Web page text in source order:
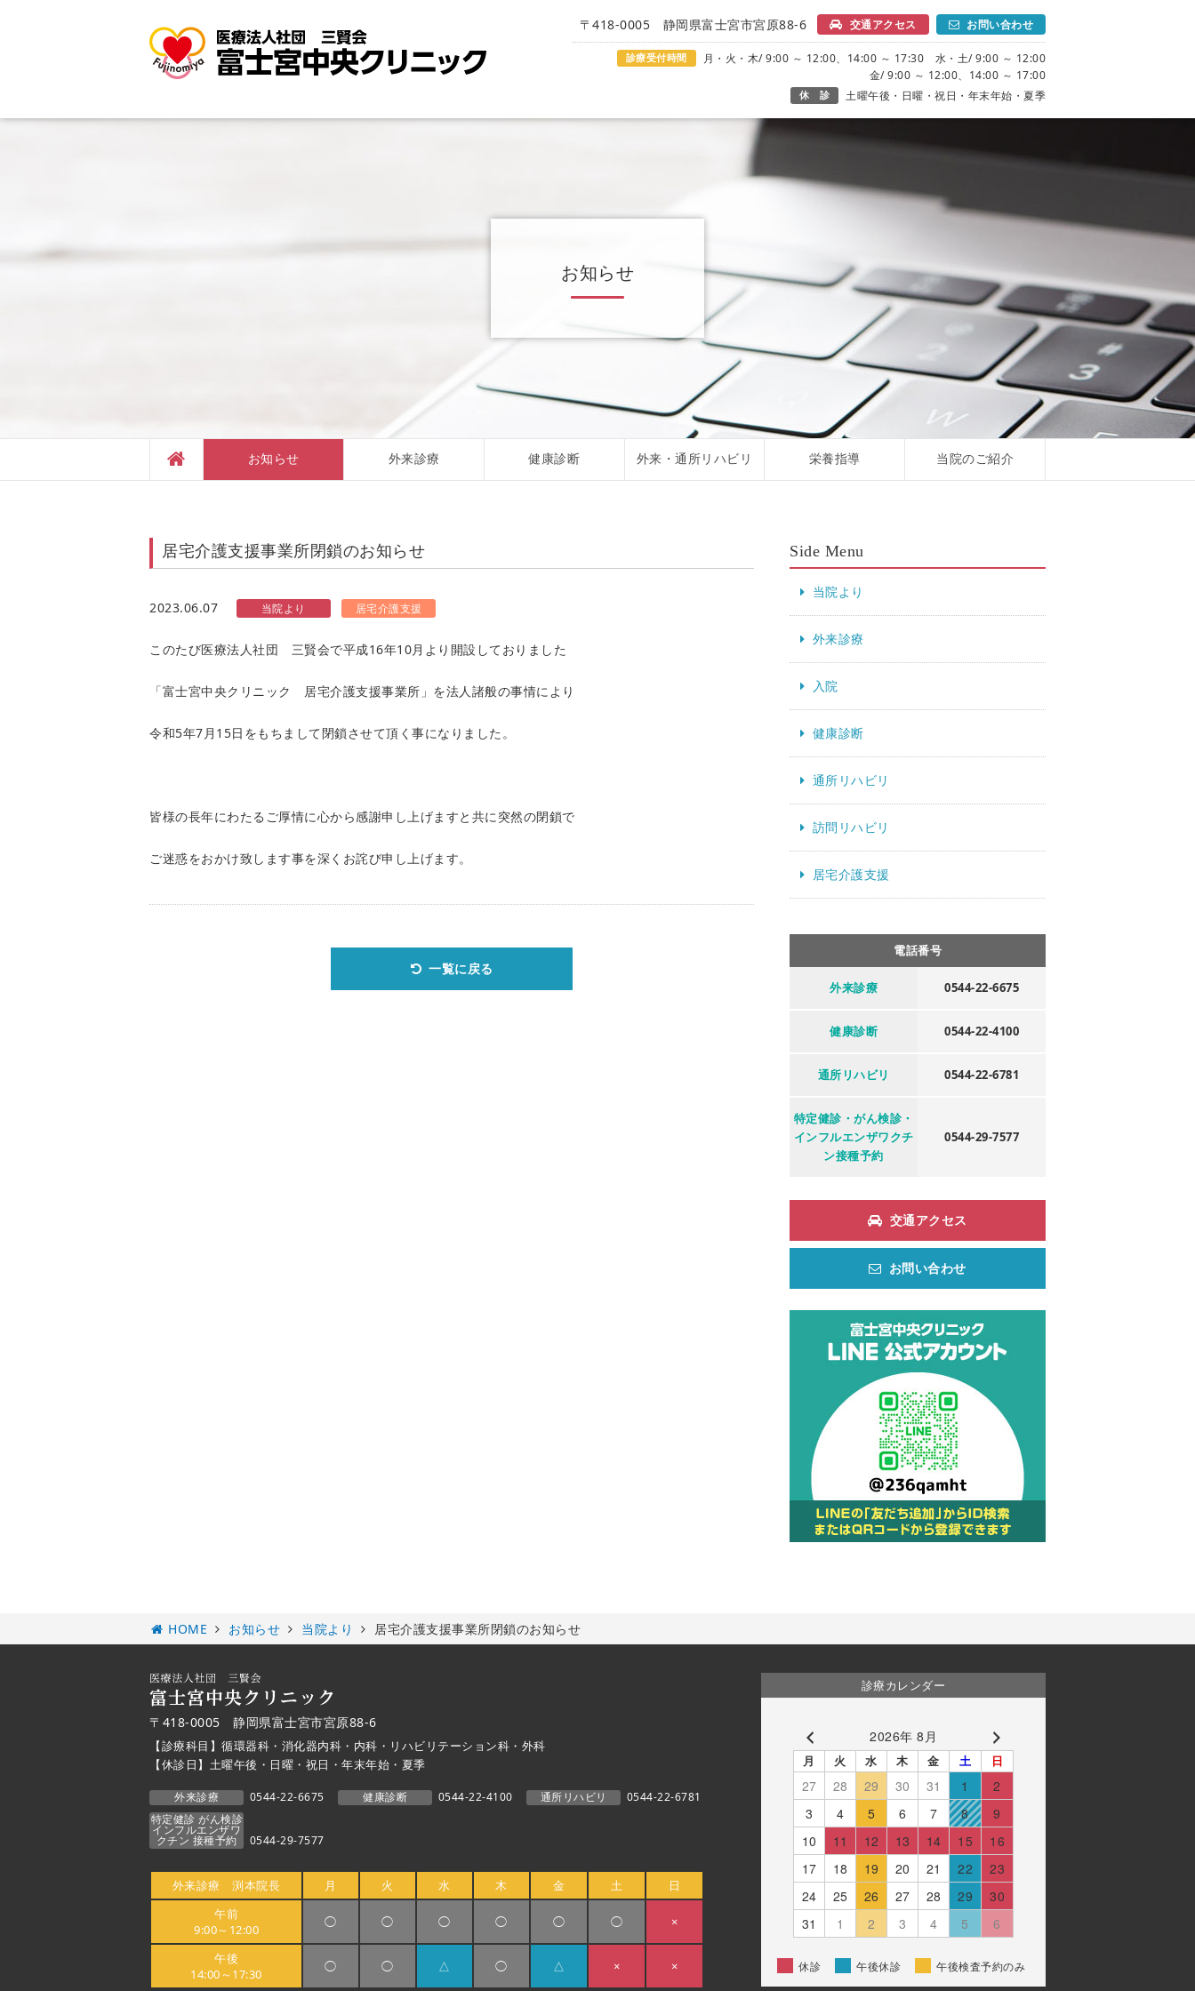
〒418-0005 静岡県富士宮市宮原88-6 交通アクセス お問い合わせ
診療受付時間
月・火・木/ 9:00 ～ 12:00、14:00 ～ 17:30 水・土/ 9:00 ～ 12:00
金/ 9:00 ～ 12:00、14:00 ～ 17:00
休 診 土曜午後・日曜・祝日・年末年始・夏季
お知らせ
お知らせ 外来診療 健康診断 外来・通所リハビリ 栄養指導 当院のご紹介
居宅介護支援事業所閉鎖のお知らせ
2023.06.07 当院より 居宅介護支援
このたび医療法人社団 三賢会で平成16年10月より開設しておりました
「富士宮中央クリニック 居宅介護支援事業所」を法人諸般の事情により
令和5年7月15日をもちまして閉鎖させて頂く事になりました。
皆様の長年にわたるご厚情に心から感謝申し上げますと共に突然の閉鎖で
ご迷惑をおかけ致します事を深くお詫び申し上げます。
一覧に戻る
Side Menu
当院より
外来診療
入院
健康診断
通所リハビリ
訪問リハビリ
居宅介護支援
電話番号
外来診療 0544-22-6675
健康診断 0544-22-4100
通所リハビリ 0544-22-6781
特定健診・がん検診・
インフルエンザワクチ
ン接種予約
0544-29-7577
交通アクセス
お問い合わせ
HOME お知らせ 当院より 居宅介護支援事業所閉鎖のお知らせ
〒418-0005 静岡県富士宮市宮原88-6
【診療科目】循環器科・消化器内科・内科・リハビリテーション科・外科
【休診日】土曜午後・日曜・祝日・年末年始・夏季
外来診療 0544-22-6675 健康診断 0544-22-4100 通所リハビリ
0544-22-6781
特定健診 がん検診
インフルエンザワ
クチン 接種予約 0544-29-7577
外来診療 渕本院長 月 火 水 木 金 土
日
午前
9:00～12:00
◯ ◯ ◯ ◯ ◯ ◯ ×
午後
14:00～17:30
◯ ◯ △ ◯ △ × ×
診療カレンダー
2026年 8月
月 火 水 木 金 土 日
27 28 29 30 31 1
2
3
4 5 6 7 8
9
10
11 12 13 14 15
16
17
18 19 20 21 22
23
24
25 26 27 28 29
30
31
1 2 3 4 5 6
休診 午後休診 午後検査予約のみ